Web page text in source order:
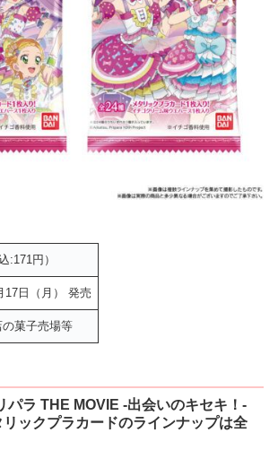
:171円）
17日（月） 発売
菓子売場等
パラ THE MOVIE ‐出会いのキセキ！‐
リックプラカードのラインナップは全